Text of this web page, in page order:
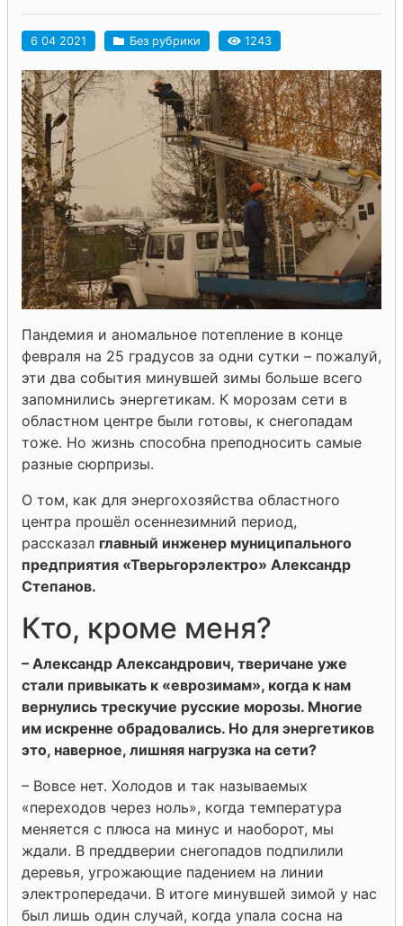
6 04 2021 Без рубрики 1243
Пандемия и аномальное потепление в конце
февраля на 25 градусов за одни сутки – пожалуй,
эти два события минувшей зимы больше всего
запомнились энергетикам. К морозам сети в
областном центре были готовы, к снегопадам
тоже. Но жизнь способна преподносить самые
разные сюрпризы.
О том, как для энергохозяйства областного
центра прошёл осенне­зимний период,
рассказал главный инженер муниципального
предприятия «Тверьгорэлектро» Александр
Степанов.
Кто, кроме меня?
– Александр Александрович, тверичане уже
стали привыкать к «еврозимам», когда к нам
вернулись трескучие русские морозы. Многие
им искренне обрадовались. Но для энергетиков
это, наверное, лишняя нагрузка на сети?
– Вовсе нет. Холодов и так называемых
«переходов через ноль», когда температура
меняется с плюса на минус и наоборот, мы
ждали. В преддверии снегопадов подпилили
деревья, угрожающие падением на линии
электропередачи. В итоге минувшей зимой у нас
был лишь один случай, когда упала сосна на